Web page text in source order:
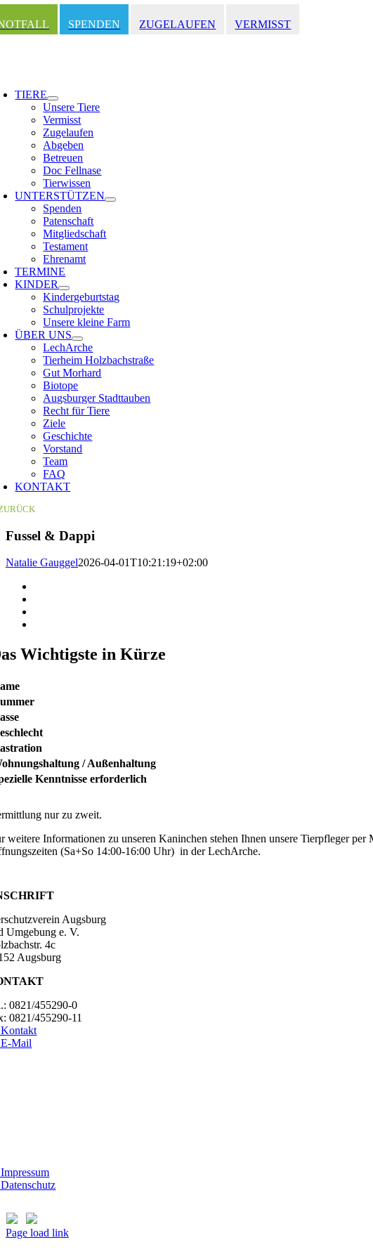
Inhalt
springen
SPENDEN ZUGELAUFEN VERMISST
TIERE
Unsere Tiere
Vermisst
Zugelaufen
Abgeben
Betreuen
Doc Fellnase
Tierwissen
UNTERSTÜTZEN
Spenden
Patenschaft
Mitgliedschaft
Testament
Ehrenamt
TERMINE
KINDER
Kindergeburtstag
Schulprojekte
Unsere kleine Farm
ÜBER UNS
LechArche
Tierheim Holzbachstraße
Gut Morhard
Biotope
Augsburger Stadttauben
Recht für Tiere
Ziele
Geschichte
Vorstand
Team
FAQ
KONTAKT
Fussel & Dappi
Natalie Gauggel2026-04-01T10:21:19+02:00
Wichtigste in Kürze
/ Außenhaltung
Kenntnisse erforderlich
nur zu zweit.
weitere Informationen zu unseren Kaninchen stehen Ihnen unsere Tierpfleger
(Sa+So 14:00-16:00 Uhr) in der LechArche.
Augsburg
Umgebung e. V.
4c
Augsburg
0821/455290-0
0821/455290-11
Mail
Page load link